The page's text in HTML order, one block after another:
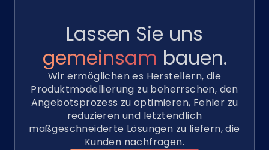
Lassen Sie uns
gemeinsam bauen.
Wir ermöglichen es Herstellern, die
Produktmodellierung zu beherrschen, den
Angebotsprozess zu optimieren, Fehler zu
reduzieren und letztendlich
maßgeschneiderte Lösungen zu liefern, die
Kunden nachfragen.